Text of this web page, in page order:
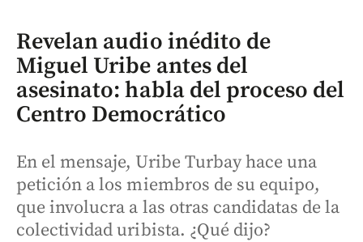
Revelan audio inédito de
Miguel Uribe antes del
asesinato: habla del proceso del
Centro Democrático
En el mensaje, Uribe Turbay hace una
petición a los miembros de su equipo,
que involucra a las otras candidatas de la
colectividad uribista. ¿Qué dijo?